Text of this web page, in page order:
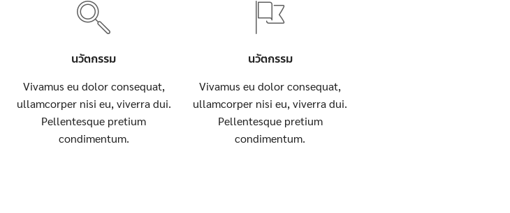
Search
นวัตกรรม
Vivamus eu dolor consequat,
ullamcorper nisi eu, viverra dui.
Pellentesque pretium
condimentum.
นวัตกรรม
Vivamus eu dolor consequat,
ullamcorper nisi eu, viverra dui.
Pellentesque pretium
condimentum.